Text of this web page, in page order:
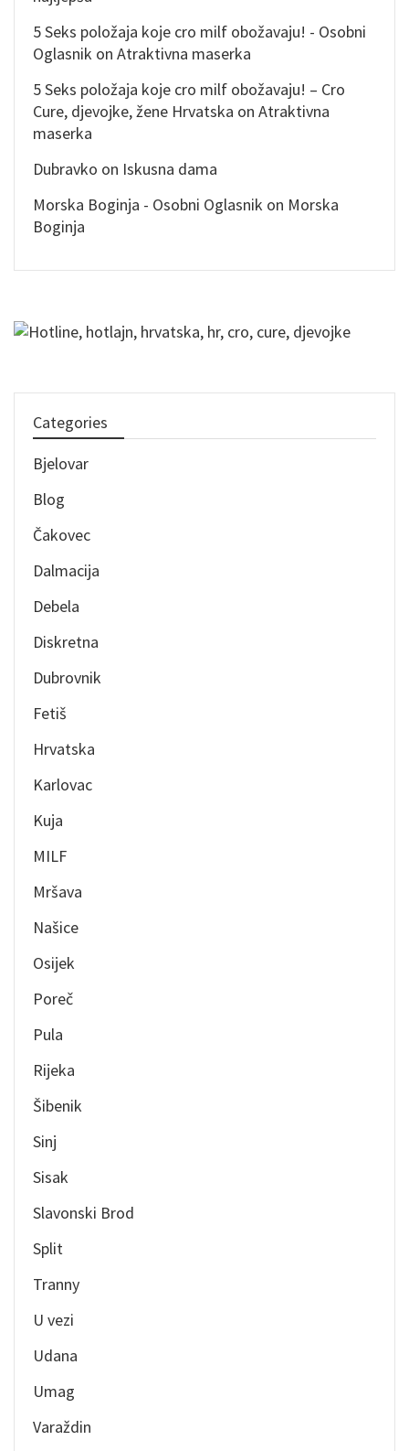
5 Seks položaja koje cro milf obožavaju! - Osobni
Oglasnik on Atraktivna maserka
5 Seks položaja koje cro milf obožavaju! – Cro
Cure, djevojke, žene Hrvatska on Atraktivna
maserka
Dubravko on Iskusna dama
Morska Boginja - Osobni Oglasnik on Morska
Boginja
Categories
Bjelovar
Blog
Čakovec
Dalmacija
Debela
Diskretna
Dubrovnik
Fetiš
Hrvatska
Karlovac
Kuja
MILF
Mršava
Našice
Osijek
Poreč
Pula
Rijeka
Šibenik
Sinj
Sisak
Slavonski Brod
Split
Tranny
U vezi
Udana
Umag
Varaždin